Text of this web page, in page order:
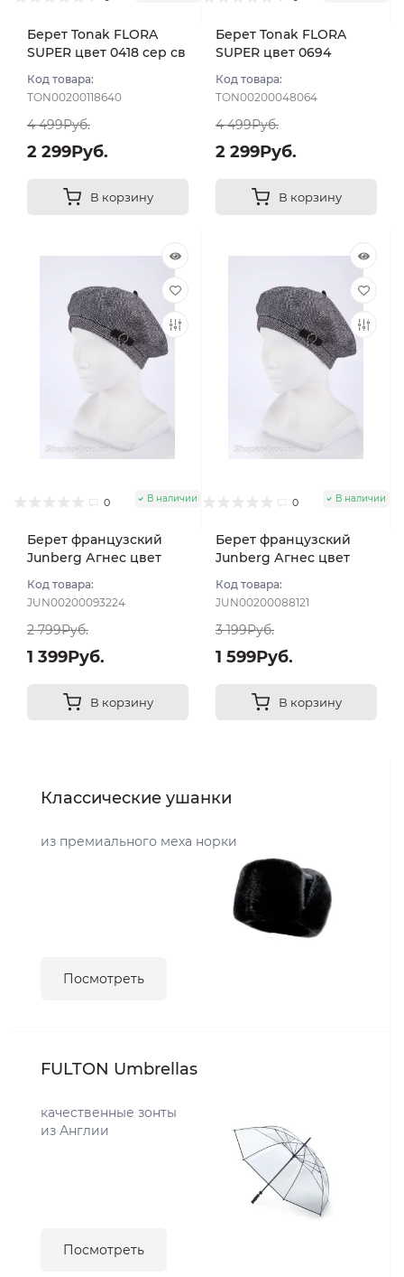
Берет Tonak FLORA
SUPER цвет 0418 сер св
Код товара:
TON00200118640
4 499Руб.
2 299Руб.
В корзину
Берет Tonak FLORA
SUPER цвет 0694
Код товара:
TON00200048064
4 499Руб.
2 299Руб.
В корзину
0 В наличии
Берет французский
Junberg Агнес цвет
Код товара:
JUN00200093224
2 799Руб.
1 399Руб.
В корзину
0 В наличии
Берет французский
Junberg Агнес цвет
Код товара:
JUN00200088121
3 199Руб.
1 599Руб.
В корзину
Классические ушанки
из премиального меха норки
Посмотреть
FULTON Umbrellas
качественные зонты
из Англии
Посмотреть